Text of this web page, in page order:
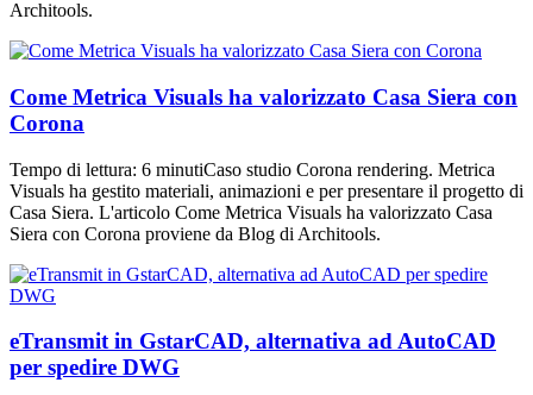
Architools.
Come Metrica Visuals ha valorizzato Casa Siera con
Corona
Tempo di lettura: 6 minutiCaso studio Corona rendering. Metrica
Visuals ha gestito materiali, animazioni e per presentare il progetto di
Casa Siera. L'articolo Come Metrica Visuals ha valorizzato Casa
Siera con Corona proviene da Blog di Architools.
eTransmit in GstarCAD, alternativa ad AutoCAD
per spedire DWG